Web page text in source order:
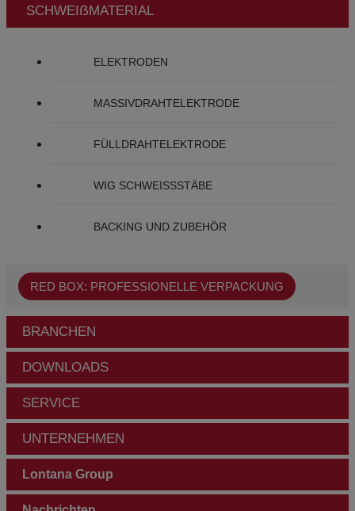
SCHWEIẞMATERIAL
ELEKTRODEN
MASSIVDRAHTELEKTRODE
FÜLLDRAHTELEKTRODE
WIG SCHWEISSSTÄBE
BACKING UND ZUBEHÖR
RED BOX: PROFESSIONELLE VERPACKUNG
BRANCHEN
DOWNLOADS
SERVICE
UNTERNEHMEN
Lontana Group